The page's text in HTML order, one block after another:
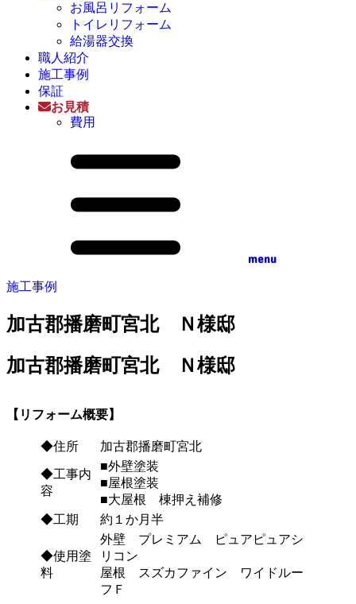
お風呂リフォーム
トイレリフォーム
給湯器交換
職人紹介
施工事例
保証
お見積
費用
menu
施工事例
加古郡播磨町宮北 Ｎ様邸
加古郡播磨町宮北 Ｎ様邸
【リフォーム概要】
◆住所 加古郡播磨町宮北
◆工事内
容
■外壁塗装
■屋根塗装
■大屋根 棟押え補修
◆工期
約１か月半
◆使用塗
料
外壁 プレミアム ピュアピュアシ
リコン
屋根 スズカファイン ワイドルー
フＦ